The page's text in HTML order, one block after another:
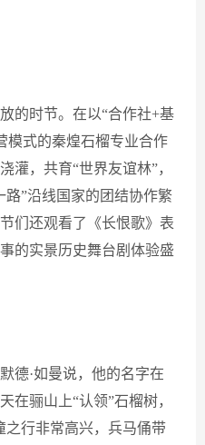
的时节。在以“合作社+基
模式的秦煌石榴专业合作
灌，共育“世界友谊林”，
路”沿线国家的团结协作繁
们还观看了《长恨歌》表
的实景历史舞台剧体验盛
德·如曼说，他的名字在
在骊山上“认领”石榴树，
之行非常高兴，兵马俑带